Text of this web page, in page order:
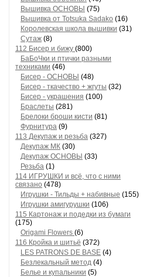
Вышивка ОСНОВЫ (75)
Вышивка от Totsuka Sadako (16)
Королевская школа вышивки (31)
Сутаж (8)
112 Бисер и бижу (800)
БаБоЧки и птички разными
техниками (46)
Бисер - ОСНОВЫ (48)
Бисер - ткачество + жгуты (32)
Бисер - украшения (100)
Браслеты (281)
Брелоки броши кисти (81)
Фурнитура (9)
113 Декупаж и резьба (327)
Декупаж МК (30)
Декупаж ОСНОВЫ (33)
Резьба (1)
114 ИГРУШКИ и всё, что с ними
связано (478)
Игрушки - Тильды + набивные (155)
Игрушки амигурушки (106)
115 Картонаж и подедки из бумаги
(175)
Origami Flowers (6)
116 Кройка и шитьё (372)
LES PATRONS DE BASE (4)
Безлекальный метод (4)
Белье и купальники (5)